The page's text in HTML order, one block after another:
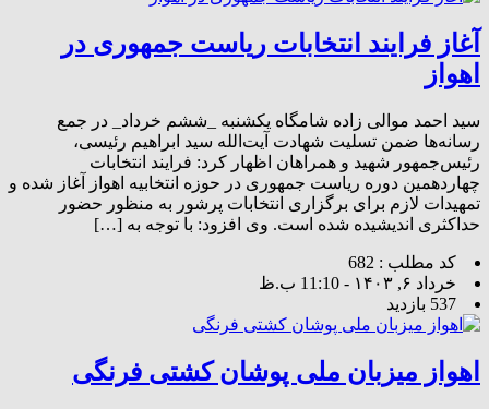
آغاز فرایند انتخابات ریاست جمهوری در
اهواز
سید احمد موالی زاده شامگاه یکشنبه _ششم خرداد_ در جمع
رسانه‌ها ضمن تسلیت شهادت آیت‌الله سید ابراهیم رئیسی،
رئیس‌جمهور شهید و همراهان اظهار کرد: فرایند انتخابات
چهاردهمین دوره ریاست جمهوری در حوزه انتخابیه اهواز آغاز شده و
تمهیدات لازم برای برگزاری انتخابات پرشور به منظور حضور
حداکثری اندیشیده شده است. وی افزود: با توجه به […]
کد مطلب : 682
خرداد ۶, ۱۴۰۳ - 11:10 ب.ظ
537 بازدید
اهواز میزبان ملی پوشان کشتی فرنگی